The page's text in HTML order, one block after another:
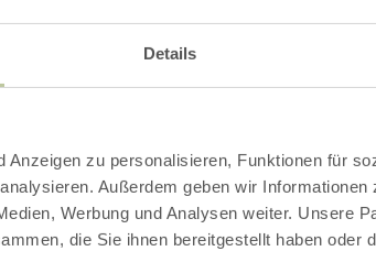
Details
zu personalisieren, Funktionen für
Außerdem geben wir Informationen
Werbung und Analysen weiter. Unsere
die Sie ihnen bereitgestellt haben oder